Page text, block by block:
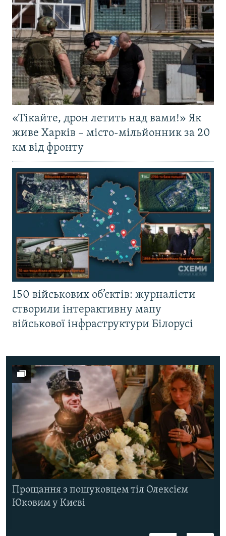
«Тікайте, дрон летить над вами!» Як
живе Харків – місто-мільйонник за 20
км від фронту
150 військових об’єктів: журналісти
створили інтерактивну мапу
військової інфраструктури Білорусі
Прощання з пошуковцем тіл Олексієм
Юковим у Києві